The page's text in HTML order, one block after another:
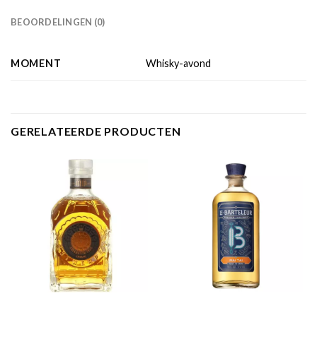
BEOORDELINGEN (0)
MOMENT Whisky-avond
GERELATEERDE PRODUCTEN